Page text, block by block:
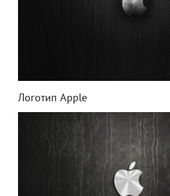
Логотип Apple